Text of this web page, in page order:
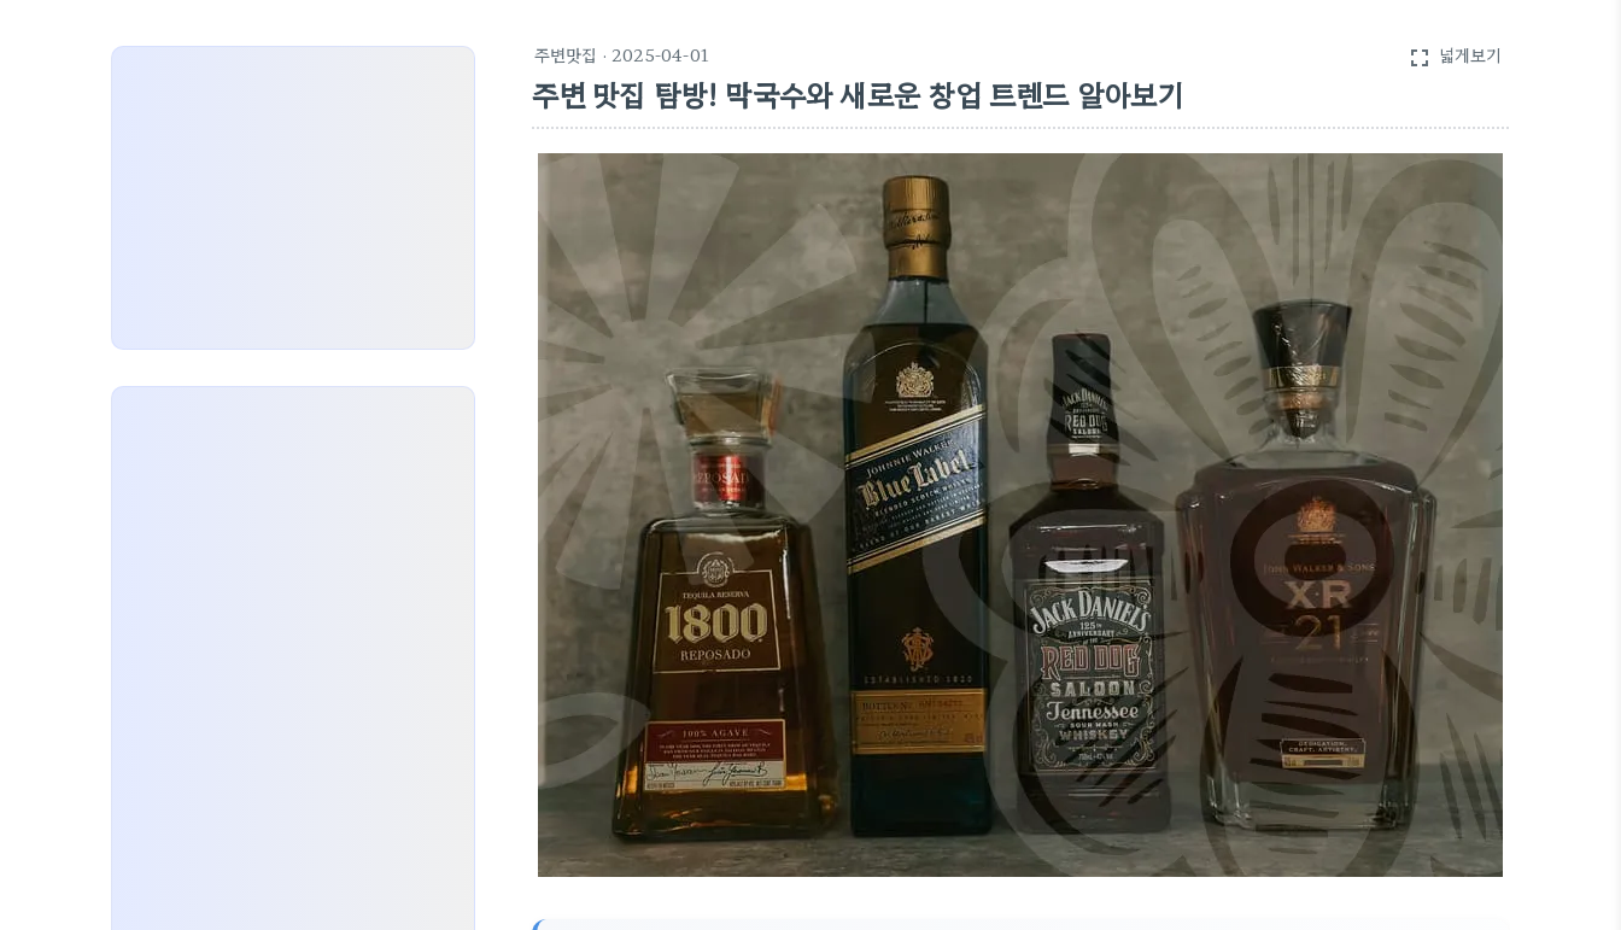
주변맛집 · 2025-04-01 fullscreen 넓게보기
주변 맛집 탐방! 막국수와 새로운 창업 트렌드 알아보기